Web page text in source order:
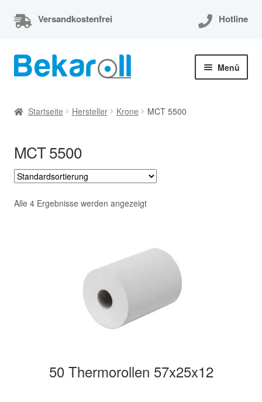
Versandkostenfrei Hotline
Zur
Navigation
Zum
Inhalt
Menü
EC-Cash Rollen
Rollen für Waagen
Startseite Hersteller Krone MCT 5500
MCT 5500
Alle 4 Ergebnisse werden angezeigt
50 Thermorollen 57x25x12